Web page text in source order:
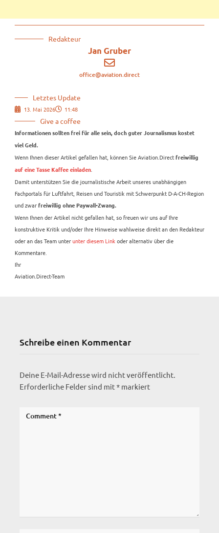
Redakteur
Jan Gruber
office@aviation.direct
Letztes Update
13. Mai 2026 11:48
Give a coffee
Informationen sollten frei für alle sein, doch guter Journalismus kostet
viel Geld.
Wenn Ihnen dieser Artikel gefallen hat, können Sie Aviation.Direct freiwillig
auf eine Tasse Kaffee einladen.
Damit unterstützen Sie die journalistische Arbeit unseres unabhängigen
Fachportals für Luftfahrt, Reisen und Touristik mit Schwerpunkt D-A-CH-Region
und zwar freiwillig ohne Paywall-Zwang.
Wenn Ihnen der Artikel nicht gefallen hat, so freuen wir uns auf Ihre
konstruktive Kritik und/oder Ihre Hinweise wahlweise direkt an den Redakteur
oder an das Team unterunter diesem Linkoder alternativ über die
Kommentare.
Ihr
Aviation.Direct-Team
Schreibe einen Kommentar
Deine E-Mail-Adresse wird nicht veröffentlicht.
Erforderliche Felder sind mit* markiert